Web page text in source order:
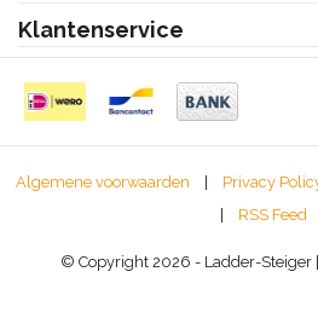
Klantenservice
Algemene voorwaarden Privacy
RSS Feed
© Copyright 2026 - Ladder-Steiger